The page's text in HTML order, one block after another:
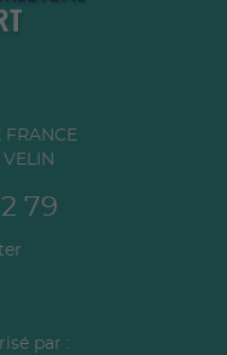
FRANCE
79
par :